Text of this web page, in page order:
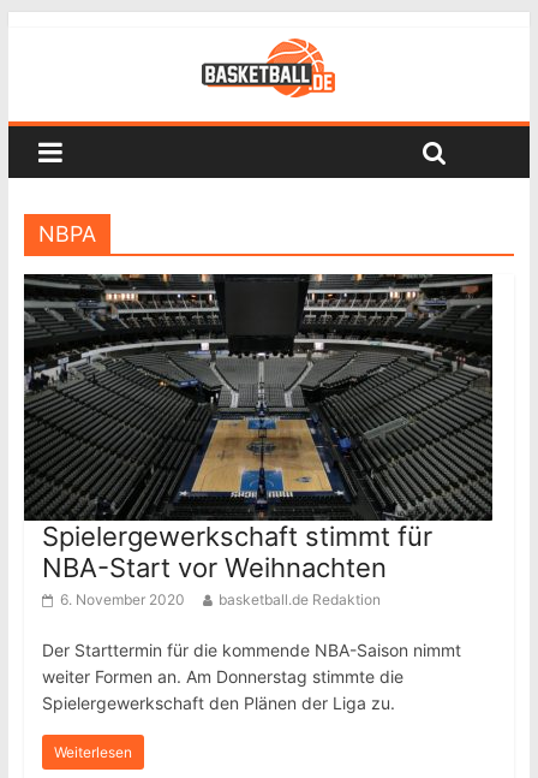
NBPA
Spielergewerkschaft stimmt für
NBA-Start vor Weihnachten
6. November 2020 basketball.de Redaktion
Der Starttermin für die kommende NBA-Saison nimmt
weiter Formen an. Am Donnerstag stimmte die
Spielergewerkschaft den Plänen der Liga zu.
Weiterlesen